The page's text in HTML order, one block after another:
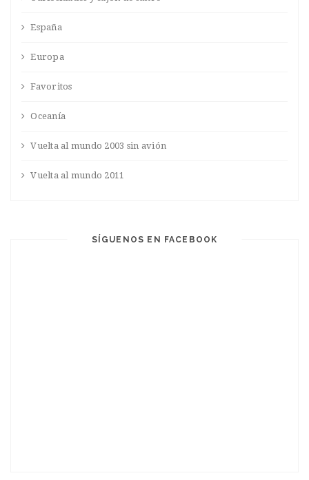
España
Europa
Favoritos
Oceanía
Vuelta al mundo 2003 sin avión
Vuelta al mundo 2011
SÍGUENOS EN FACEBOOK